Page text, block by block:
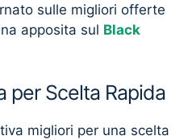
sulle migliori offerte
apposita sul Black
per Scelta Rapida
migliori per una scelta